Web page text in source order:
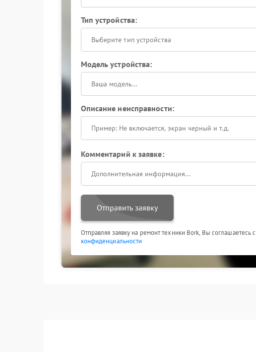
Тип устройства:
Выберите тип устройства
Модель устройства:
Описание неисправности:
Комментарий к заявке:
Отправить заявку
Отправляя заявку на ремонт техники Bork, Вы соглашаетесь с
конфиденциальности